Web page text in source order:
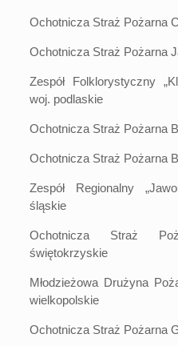
Ochotnicza Straż Pożarna
Ochotnicza Straż Pożarna
Zespół Folklorystyczny
woj. podlaskie
Ochotnicza Straż Pożarna
Ochotnicza Straż Pożarna
Zespół Regionalny
śląskie
Ochotnicza Straż
świętokrzyskie
Młodzieżowa Drużyna
wielkopolskie
Ochotnicza Straż Pożarna